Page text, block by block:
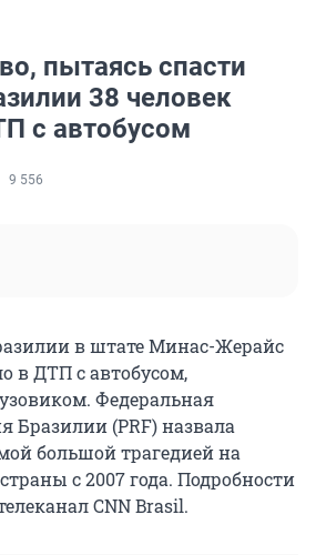
пытаясь спасти
38 человек
с автобусом
9 556
в штате Минас-Жерайс
в ДТП с автобусом,
Федеральная
Бразилии (PRF) назвала
большой трагедией на
с 2007 года. Подробности
CNN Brasil.